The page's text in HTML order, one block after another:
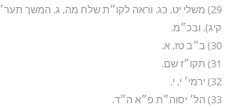
29) משלי יט, כג. וראה לקו״ת שלח מה, ג. המשך
קיג). ובכ״מ.
30) ב״ב טז, א.
31) תקו״ז שם.
32) ירמי׳ י, י.
33) הל׳ יסוה״ת פ״א ה״ד.